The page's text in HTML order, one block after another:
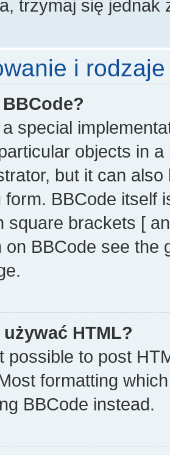
trzymaj się jednak
i
special
objects in
but it can
form. BBCode itself
square brackets [
on BBCode see
HTML?
possible to post
formatting
BBCode instead.